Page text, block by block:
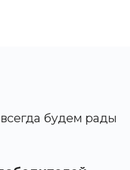
будем рады